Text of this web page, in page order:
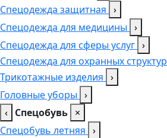
Спецодежда защитная ›
Спецодежда для медицины ›
Спецодежда для сферы услуг ›
Спецодежда для охранных структур
Трикотажные изделия ›
Головные уборы ›
‹ Спецобувь ×
Спецобувь летняя ›